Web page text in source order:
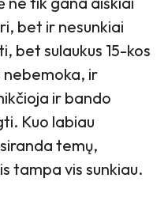
bet ir nesunkiai
bet sulaukus 15-kos
ir
ir bando
Kuo labiau
temų,
tampa vis sunkiau.